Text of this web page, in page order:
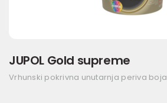
JUPOL Gold supreme
Vrhunski pokrivna unutarnja periva boja